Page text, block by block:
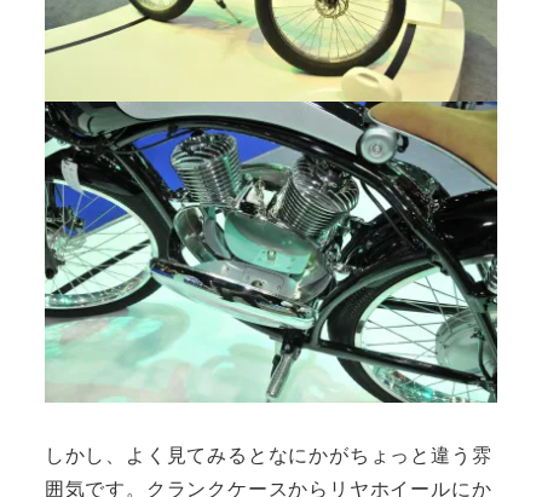
しかし、よく見てみるとなにかがちょっと違う雰
囲気です。クランクケースからリヤホイールにか